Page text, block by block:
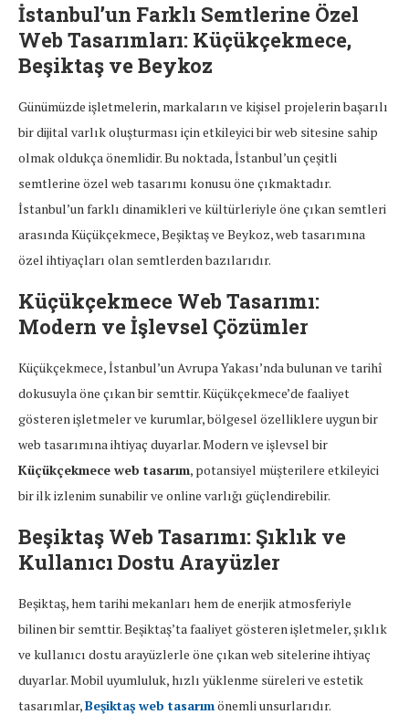
İstanbul’un Farklı Semtlerine Özel
Web Tasarımları: Küçükçekmece,
Beşiktaş ve Beykoz
Günümüzde işletmelerin, markaların ve kişisel projelerin başarılı
bir dijital varlık oluşturması için etkileyici bir web sitesine sahip
olmak oldukça önemlidir. Bu noktada, İstanbul’un çeşitli
semtlerine özel web tasarımı konusu öne çıkmaktadır.
İstanbul’un farklı dinamikleri ve kültürleriyle öne çıkan semtleri
arasında Küçükçekmece, Beşiktaş ve Beykoz, web tasarımına
özel ihtiyaçları olan semtlerden bazılarıdır.
Küçükçekmece Web Tasarımı:
Modern ve İşlevsel Çözümler
Küçükçekmece, İstanbul’un Avrupa Yakası’nda bulunan ve tarihî
dokusuyla öne çıkan bir semttir. Küçükçekmece’de faaliyet
gösteren işletmeler ve kurumlar, bölgesel özelliklere uygun bir
web tasarımına ihtiyaç duyarlar. Modern ve işlevsel bir
Küçükçekmece web tasarım, potansiyel müşterilere etkileyici
bir ilk izlenim sunabilir ve online varlığı güçlendirebilir.
Beşiktaş Web Tasarımı: Şıklık ve
Kullanıcı Dostu Arayüzler
Beşiktaş, hem tarihi mekanları hem de enerjik atmosferiyle
bilinen bir semttir. Beşiktaş’ta faaliyet gösteren işletmeler, şıklık
ve kullanıcı dostu arayüzlerle öne çıkan web sitelerine ihtiyaç
duyarlar. Mobil uyumluluk, hızlı yüklenme süreleri ve estetik
tasarımlar,Beşiktaş web tasarımönemli unsurlarıdır.